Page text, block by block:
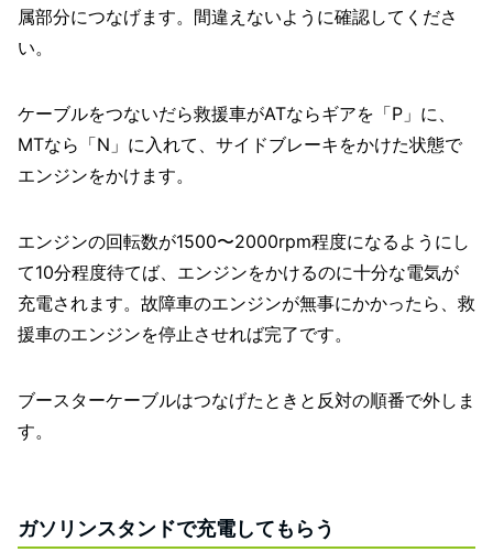
属部分につなげます。間違えないように確認してくださ
い。
ケーブルをつないだら救援車がATならギアを「P」に、
MTなら「N」に入れて、サイドブレーキをかけた状態で
エンジンをかけます。
エンジンの回転数が1500〜2000rpm程度になるようにし
て10分程度待てば、エンジンをかけるのに十分な電気が
充電されます。故障車のエンジンが無事にかかったら、救
援車のエンジンを停止させれば完了です。
ブースターケーブルはつなげたときと反対の順番で外しま
す。
ガソリンスタンドで充電してもらう